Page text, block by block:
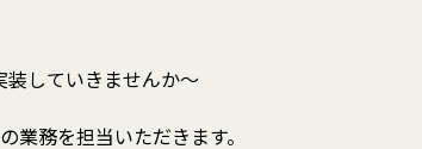
していきませんか～
務を担当いただきます。